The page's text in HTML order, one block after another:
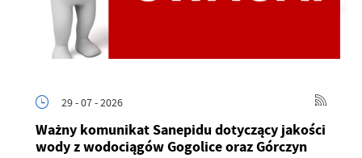
29 - 07 - 2026
Ważny komunikat Sanepidu dotyczący jakości
wody z wodociągów Gogolice oraz Górczyn